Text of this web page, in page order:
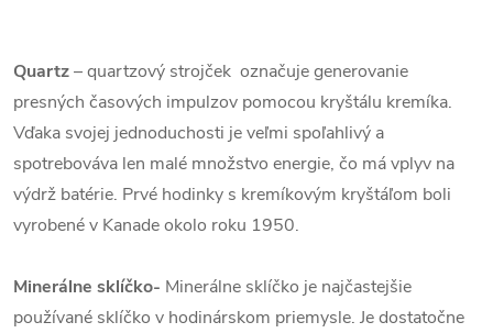
Quartz– quartzový strojček označuje generovanie
presných časových impulzov pomocou kryštálu kremíka.
Vďaka svojej jednoduchosti je veľmi spoľahlivý a
spotrebováva len malé množstvo energie, čo má vplyv na
výdrž batérie. Prvé hodinky s kremíkovým kryštáľom boli
vyrobené v Kanade okolo roku 1950.
Minerálne sklíčko- Minerálne sklíčko je najčastejšie
používané sklíčko v hodinárskom priemysle. Je dostatočne